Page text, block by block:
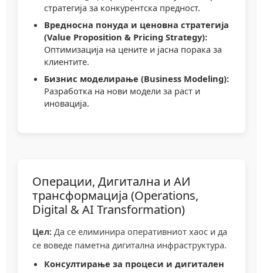
стратегија за конкурентска предност.
Вредносна понуда и ценовна стратегија
(Value Proposition & Pricing Strategy):
Оптимизација на цените и јасна порака за
клиентите.
Бизнис моделирање (Business Modeling):
Разработка на нови модели за раст и
иновација.
Операции, Дигитална и АИ
трансформација (Operations,
Digital & AI Transformation)
Цел: Да се елиминира оперативниот хаос и да
се воведе паметна дигитална инфраструктура.
Консултирање за процеси и дигитален